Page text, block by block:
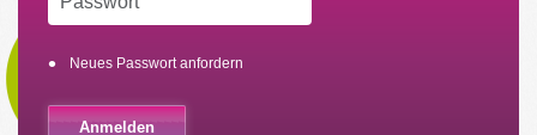
Neues Passwort anfordern